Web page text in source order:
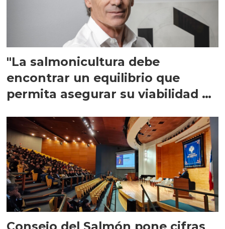
"La salmonicultura debe
encontrar un equilibrio que
permita asegurar su viabilidad de